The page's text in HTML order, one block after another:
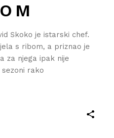
Skoko je istarski chef.
s ribom, a priznao je
za njega ipak nije
rako